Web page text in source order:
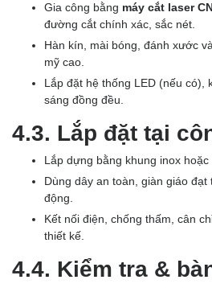
Gia công bằng máy cắt laser
đường cắt chính xác, sắc nét.
Hàn kín, mài bóng, đánh xước
mỹ cao.
Lắp đặt hệ thống LED (nếu có),
sáng đồng đều.
4.3. Lắp đặt tại
Lắp dựng bằng khung inox hoặc
Dùng dây an toàn, giàn giáo
động.
Kết nối điện, chống thấm, cân
thiết kế.
4.4. Kiểm tra &